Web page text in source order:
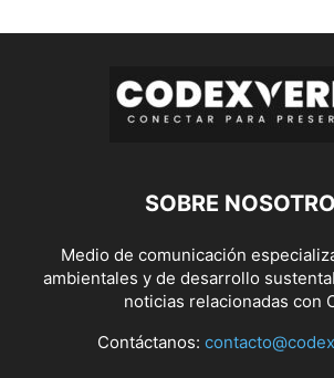
SOBRE
Medio de comunicación
ambientales y de desarrollo
noticias relacionadas con
Contáctanos: